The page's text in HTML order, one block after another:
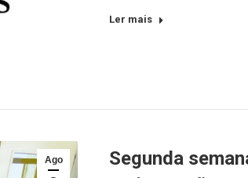
Ler mais
Ago
Segunda